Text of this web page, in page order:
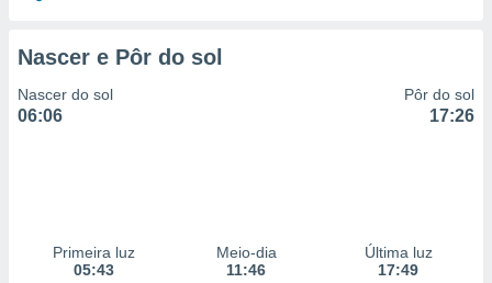
Nascer e Pôr do sol
Nascer do sol
06:06
Pôr do sol
17:26
Primeira luz
05:43
Meio-dia
11:46
Última luz
17:49